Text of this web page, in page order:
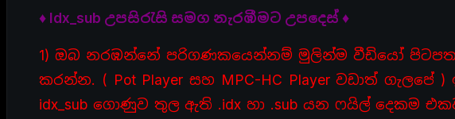
♦ Idx_sub උපසිරැසි සමග නැරඹීමට උපදෙස් ♦
1) ඔබ නරඹන්නේ පරිගණකයෙන්නම් මුලින්ම වීඩියෝ
කරන්න. ( Pot Player සහ MPC-HC Player වඩාත්
idx_sub ගොණුව තුල ඇති .idx හා .sub යන ෆයිල් දෙකම